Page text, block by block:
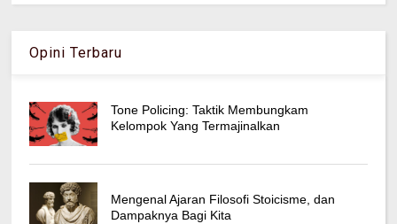
Opini Terbaru
Tone Policing: Taktik Membungkam
Kelompok Yang Termajinalkan
Mengenal Ajaran Filosofi Stoicisme, dan
Dampaknya Bagi Kita